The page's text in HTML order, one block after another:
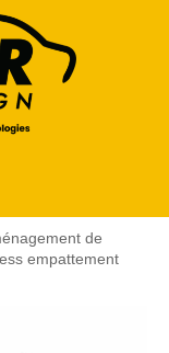
de
empattement